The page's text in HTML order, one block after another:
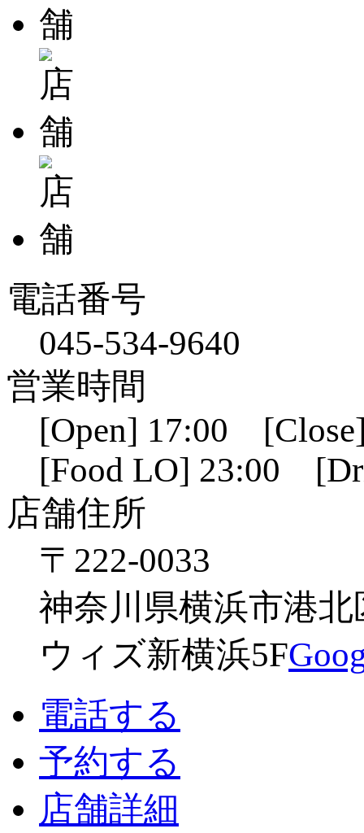
電話番号
045-534-9640
営業時間
[Open] 17:00
[Food LO] 23:00
店舗住所
〒222-0033
神奈川県横浜市港北
ウィズ新横浜5F
電話する
予約する
店舗詳細